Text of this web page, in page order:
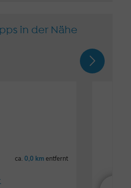
in der Nähe
ca.0,0 kmentfernt